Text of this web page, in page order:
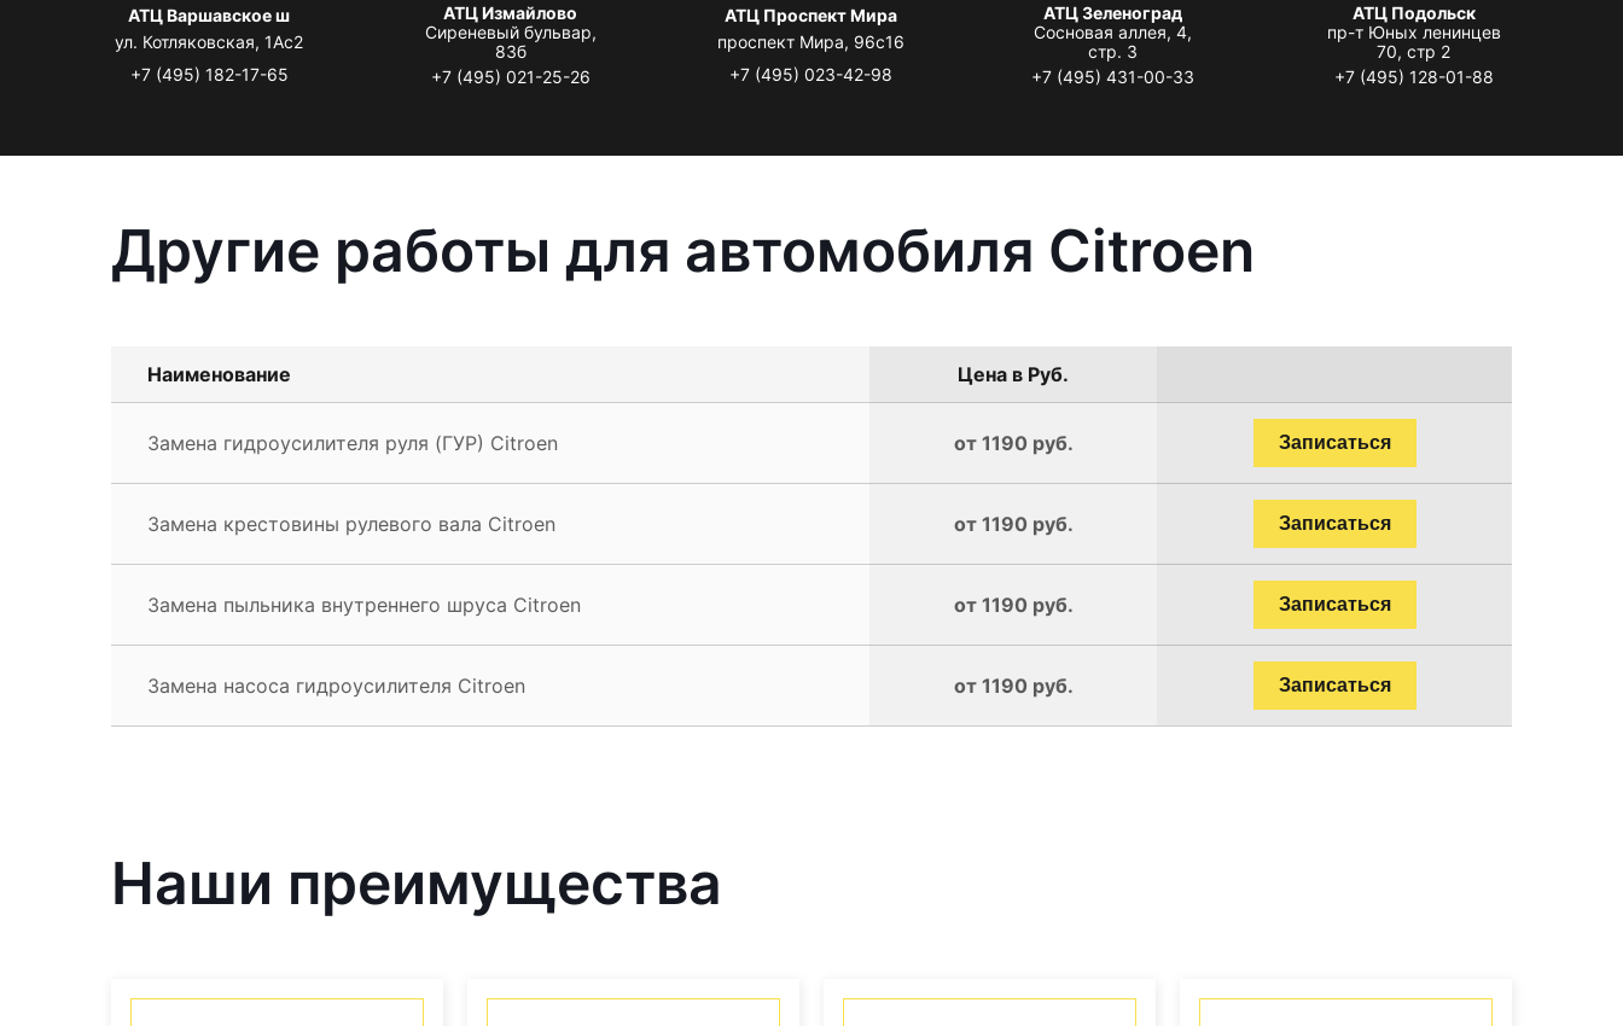
АТЦ Варшавское ш
ул. Котляковская, 1Ас2
+7 (495) 182-17-65
АТЦ Измайлово
Сиреневый бульвар,
83б
+7 (495) 021-25-26
АТЦ Проспект Мира
проспект Мира, 96с16
+7 (495) 023-42-98
АТЦ Зеленоград
Сосновая аллея, 4,
стр. 3
+7 (495) 431-00-33
АТЦ Подольск
пр-т Юных ленинцев
70, стр 2
+7 (495) 128-01-88
Другие работы для автомобиля Citroen
Наименование Цена в Руб.
Замена гидроусилителя руля (ГУР) Citroen от 1190 руб. Записаться
Замена крестовины рулевого вала Citroen от 1190 руб. Записаться
Замена пыльника внутреннего шруса Citroen от 1190 руб. Записаться
Замена насоса гидроусилителя Citroen от 1190 руб. Записаться
Наши преимущества